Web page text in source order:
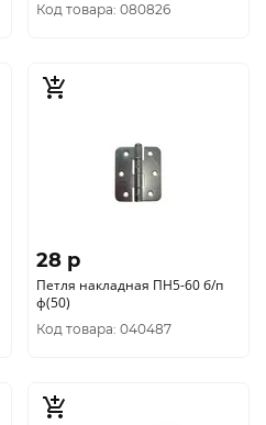
Код товара: 080826
28 p
Петля накладная ПН5-60 б/п
ф(50)
Код товара: 040487